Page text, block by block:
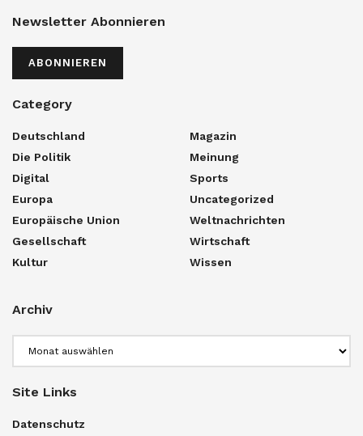
Newsletter Abonnieren
ABONNIEREN
Category
Deutschland
Die Politik
Digital
Europa
Europäische Union
Gesellschaft
Kultur
Magazin
Meinung
Sports
Uncategorized
Weltnachrichten
Wirtschaft
Wissen
Archiv
Site Links
Datenschutz